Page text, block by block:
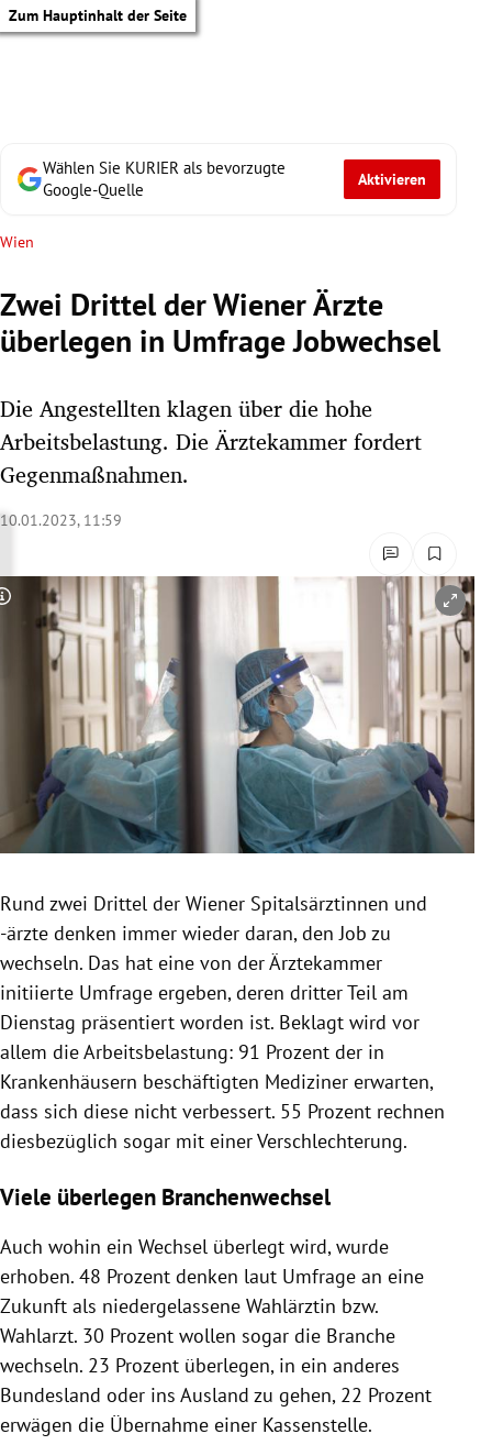
Zum Hauptinhalt der Seite
Untermenü
Untermenü
Untermenü
Untermenü
Untermenü
Untermenü
Untermenü
Untermenü
Wählen Sie KURIER als bevorzugte
Google-Quelle
Aktivieren
Wien
Zwei Drittel der Wiener Ärzte
überlegen in Umfrage Jobwechsel
Die Angestellten klagen über die hohe
Arbeitsbelastung. Die Ärztekammer fordert
Gegenmaßnahmen.
10.01.2023, 11:59
Copyright-Hinweis öffnen/schließen
Rund zwei Drittel der Wiener Spitalsärztinnen und
-ärzte denken immer wieder daran, den Job zu
wechseln. Das hat eine von der Ärztekammer
initiierte Umfrage ergeben, deren dritter Teil am
Dienstag präsentiert worden ist. Beklagt wird vor
allem die Arbeitsbelastung: 91 Prozent der in
Krankenhäusern beschäftigten Mediziner erwarten,
dass sich diese nicht verbessert. 55 Prozent rechnen
diesbezüglich sogar mit einer Verschlechterung.
Viele überlegen Branchenwechsel
Auch wohin ein Wechsel überlegt wird, wurde
erhoben. 48 Prozent denken laut Umfrage an eine
Zukunft als niedergelassene Wahlärztin bzw.
Wahlarzt. 30 Prozent wollen sogar die Branche
wechseln. 23 Prozent überlegen, in ein anderes
Bundesland oder ins Ausland zu gehen, 22 Prozent
erwägen die Übernahme einer Kassenstelle.